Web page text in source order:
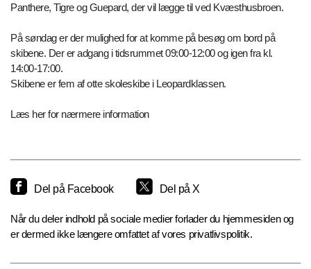
Panthere, Tigre og Guepard, der vil lægge til ved Kvæsthusbroen.
På søndag er der mulighed for at komme på besøg om bord på
skibene. Der er adgang i tidsrummet 09:00-12:00 og igen fra kl.
14:00-17:00.
Skibene er fem af otte skoleskibe i Leopardklassen.
Læs her for nærmere information
Del på Facebook Del på X
Når du deler indhold på sociale medier forlader du hjemmesiden og
er dermed ikke længere omfattet af vores privatlivspolitik.